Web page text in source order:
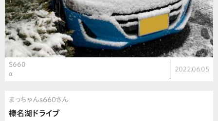
S660
α
2022.06.05
まっちゃんs660さん
榛名湖ドライブ